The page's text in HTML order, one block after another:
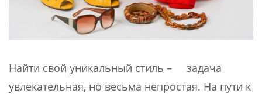
Найти свой уникальный стиль – задача
увлекательная, но весьма непростая. На пути к